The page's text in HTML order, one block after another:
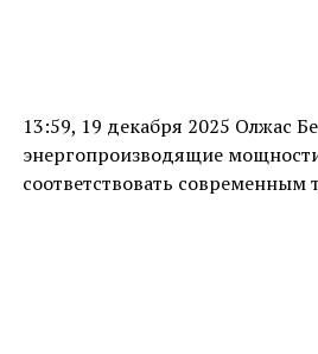
13:59, 19 декабря 2025 Олжас
энергопроизводящие
соответствовать современным